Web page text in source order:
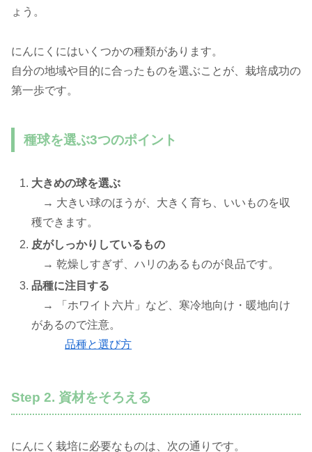
ょう。
にんにくにはいくつかの種類があります。
自分の地域や目的に合ったものを選ぶことが、栽培成功の
第一歩です。
種球を選ぶ3つのポイント
大きめの球を選ぶ
→ 大きい球のほうが、大きく育ち、いいものを収
穫できます。
皮がしっかりしているもの
→ 乾燥しすぎず、ハリのあるものが良品です。
品種に注目する
→ 「ホワイト六片」など、寒冷地向け・暖地向け
があるので注意。
品種と選び方
Step 2. 資材をそろえる
にんにく栽培に必要なものは、次の通りです。